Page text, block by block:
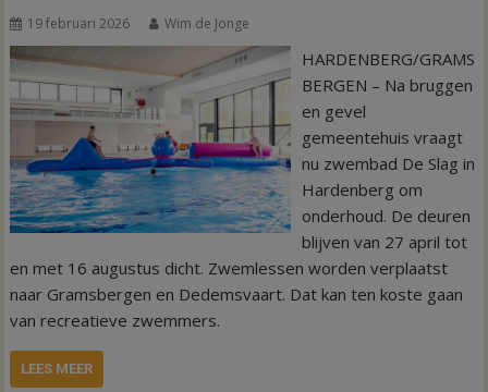
19 februari 2026 Wim de Jonge
HARDENBERG/GRAMS
BERGEN – Na bruggen
en gevel
gemeentehuis vraagt
nu zwembad De Slag in
Hardenberg om
onderhoud. De deuren
blijven van 27 april tot
en met 16 augustus dicht. Zwemlessen worden verplaatst
naar Gramsbergen en Dedemsvaart. Dat kan ten koste gaan
van recreatieve zwemmers.
LEES MEER